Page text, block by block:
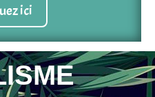
ici